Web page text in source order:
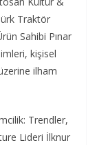
Traktör
Sahibi Pınar
kişisel
ilham
Trendler,
Lideri İlknur